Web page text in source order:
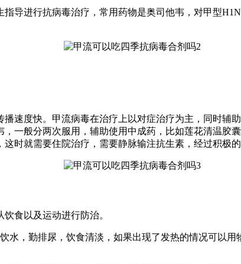
导进行抗病毒治疗，常用药物是奥司他韦，对甲型
速度快。甲流病毒在治疗上以对症治疗为主，同时辅
一般分两次服用，辅助使用中成药，比如莲花清温胶
时就需要住院治疗，需要静脉输注抗生素，经过积极
食以及运动进行防治。
水，勤排尿，饮食清淡，如果出现了发热的情况可以